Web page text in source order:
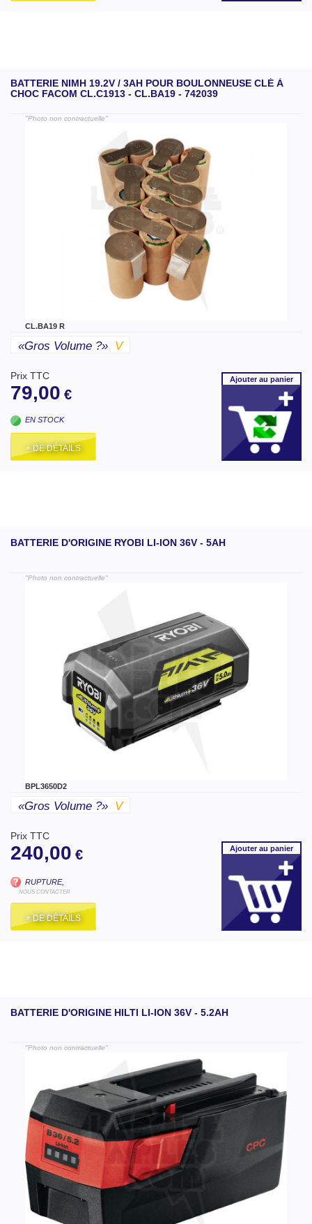
BATTERIE NIMH 19.2V / 3AH POUR BOULONNEUSE CLÉ À
CHOC FACOM CL.C1913 - CL.BA19 - 742039
"Photo non contractuelle"
CL.BA19 R
«gros Volume ?» V
Prix TTC
79,00 €
EN STOCK
+ DE DÉTAILS
Ajouterau panier
BATTERIE D'ORIGINE RYOBI LI-ION 36V - 5AH
"Photo non contractuelle"
BPL3650D2
«gros Volume ?» V
Prix TTC
240,00 €
RUPTURE,
NOUS CONTACTER
+ DE DÉTAILS
Ajouterau panier
BATTERIE D'ORIGINE HILTI LI-ION 36V - 5.2AH
"Photo non contractuelle"